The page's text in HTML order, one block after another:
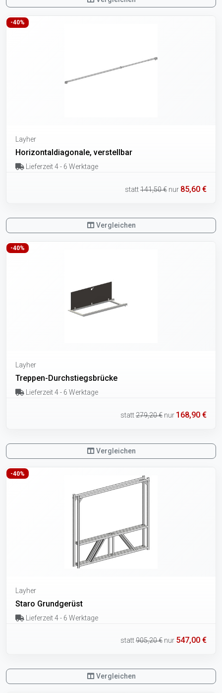
-40%
Layher
Horizontaldiagonale, verstellbar
Lieferzeit 4 - 6 Werktage
statt141,50 € nur 85,60 €
Vergleichen
-40%
Layher
Treppen-Durchstiegsbrücke
Lieferzeit 4 - 6 Werktage
statt279,20 € nur 168,90 €
Vergleichen
-40%
Layher
Staro Grundgerüst
Lieferzeit 4 - 6 Werktage
statt905,20 € nur 547,00 €
Vergleichen